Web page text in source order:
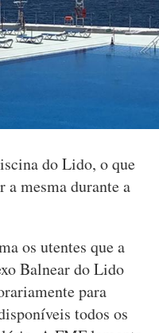
do Lido, o que
a mesma durante a
os utentes que a
Balnear do Lido
para
todos os